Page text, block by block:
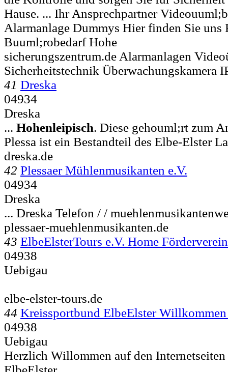
Hause. ... Ihr Ansprechpartner
Alarmanlage Dummys Hier finden Sie uns
Buuml;robedarf Hohe
sicherungszentrum.de Alarmanlagen
Sicherheitstechnik Überwachungskamera
41 Dreska
04934
Dreska
... Hohenleipisch. Diese gehouml;rt zum
Plessa ist ein Bestandteil des Elbe-Elster
dreska.de
42 Plessaer Mühlenmusikanten e.V.
04934
Dreska
... Dreska Telefon / /
plessaer-muehlenmusikanten.de
43 ElbeElsterTours e.V. Home
04938
Uebigau
elbe-elster-tours.de
44 Kreissportbund ElbeElster
04938
Uebigau
Herzlich Willommen auf den